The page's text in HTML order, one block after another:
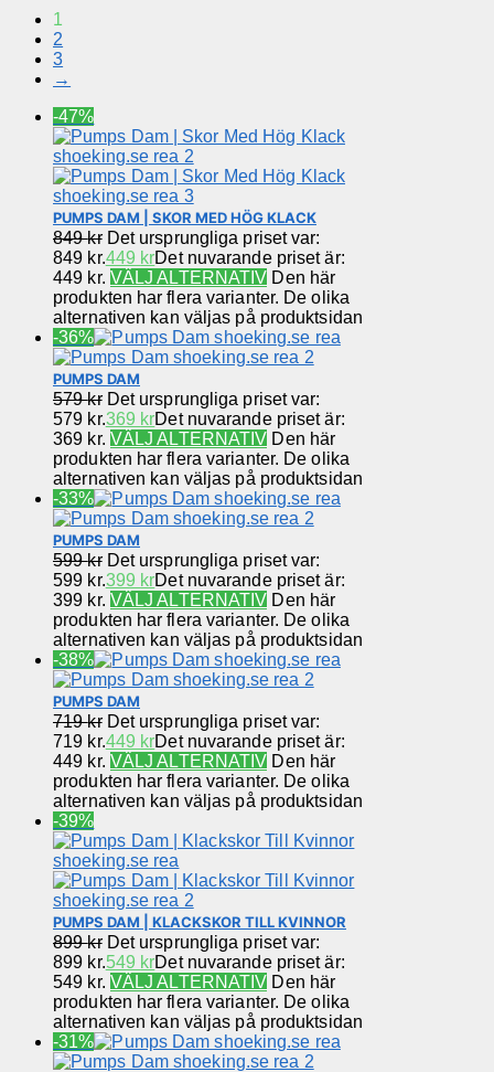
1
2
3
→
-47%
PUMPS DAM | SKOR MED HÖG KLACK
849kr Det ursprungliga priset var:
849 kr.449 krDet nuvarande priset är:
449 kr. VÄLJ ALTERNATIV Den här
produkten har flera varianter. De olika
alternativen kan väljas på produktsidan
-36%
PUMPS DAM
579kr Det ursprungliga priset var:
579 kr.369 krDet nuvarande priset är:
369 kr. VÄLJ ALTERNATIV Den här
produkten har flera varianter. De olika
alternativen kan väljas på produktsidan
-33%
PUMPS DAM
599kr Det ursprungliga priset var:
599 kr.399 krDet nuvarande priset är:
399 kr. VÄLJ ALTERNATIV Den här
produkten har flera varianter. De olika
alternativen kan väljas på produktsidan
-38%
PUMPS DAM
719kr Det ursprungliga priset var:
719 kr.449 krDet nuvarande priset är:
449 kr. VÄLJ ALTERNATIV Den här
produkten har flera varianter. De olika
alternativen kan väljas på produktsidan
-39%
PUMPS DAM | KLACKSKOR TILL KVINNOR
899kr Det ursprungliga priset var:
899 kr.549 krDet nuvarande priset är:
549 kr. VÄLJ ALTERNATIV Den här
produkten har flera varianter. De olika
alternativen kan väljas på produktsidan
-31%